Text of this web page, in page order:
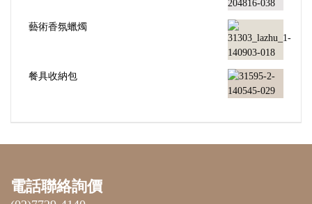
藝術香氛蠟燭
餐具收納包
電話聯絡詢價